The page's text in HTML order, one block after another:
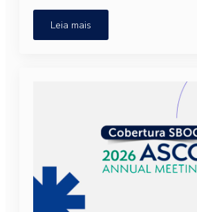
Leia mais